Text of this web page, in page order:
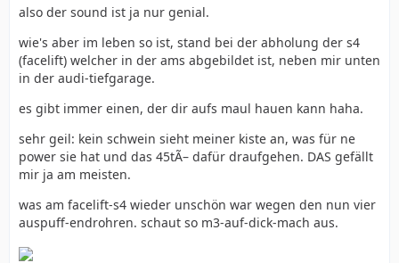
also der sound ist ja nur genial.
wie's aber im leben so ist, stand bei der abholung der s4
(facelift) welcher in der ams abgebildet ist, neben mir unten
in der audi-tiefgarage.
es gibt immer einen, der dir aufs maul hauen kann haha.
sehr geil: kein schwein sieht meiner kiste an, was für ne
power sie hat und das 45tÃ– dafür draufgehen. DAS gefällt
mir ja am meisten.
was am facelift-s4 wieder unschön war wegen den nun vier
auspuff-endrohren. schaut so m3-auf-dick-mach aus.